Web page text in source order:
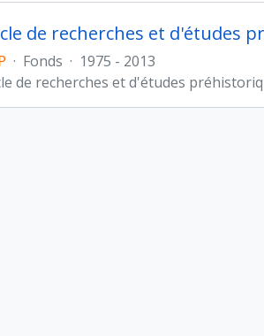
de recherches et d'études
· Fonds · 1975 - 2013
de recherches et d'études